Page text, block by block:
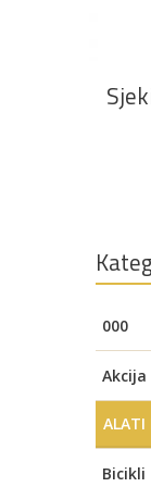
000
Akcija
ALATI
Bicikli